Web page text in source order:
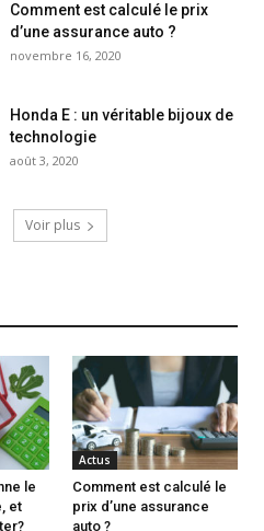
Comment est calculé le prix
d’une assurance auto ?
novembre 16, 2020
Honda E : un véritable bijoux de
technologie
août 3, 2020
Voir plus
le
et
Actus
Comment est calculé le
prix d’une assurance
auto ?